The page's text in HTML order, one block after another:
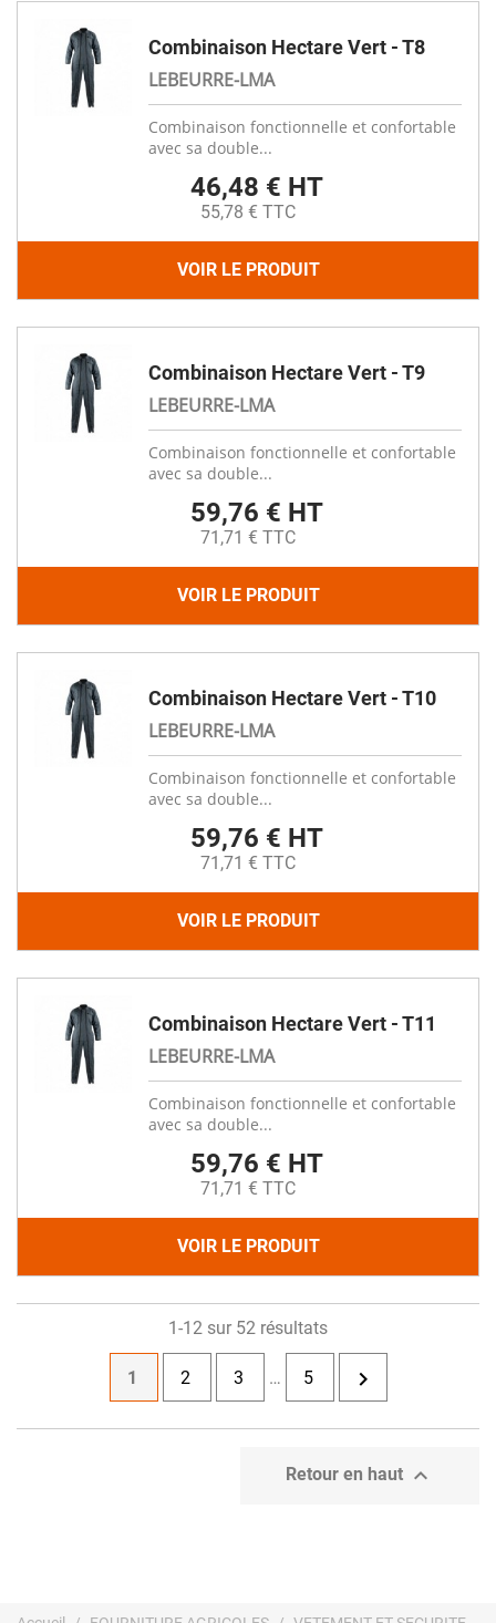
Combinaison Hectare Vert - T8
LEBEURRE-LMA
Combinaison fonctionnelle et confortable
avec sa double...
46,48 € HT
55,78 € TTC
VOIR LE PRODUIT
Combinaison Hectare Vert - T9
LEBEURRE-LMA
Combinaison fonctionnelle et confortable
avec sa double...
59,76 € HT
71,71 € TTC
VOIR LE PRODUIT
Combinaison Hectare Vert - T10
LEBEURRE-LMA
Combinaison fonctionnelle et confortable
avec sa double...
59,76 € HT
71,71 € TTC
VOIR LE PRODUIT
Combinaison Hectare Vert - T11
LEBEURRE-LMA
Combinaison fonctionnelle et confortable
avec sa double...
59,76 € HT
71,71 € TTC
VOIR LE PRODUIT
1-12 sur 52 résultats
1 2 3 … 5 
Retour en haut 